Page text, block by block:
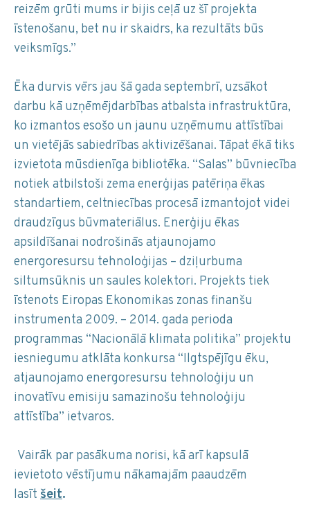
reizēm grūti mums ir bijis ceļā uz šī projekta
īstenošanu, bet nu ir skaidrs, ka rezultāts būs
veiksmīgs.”
Ēka durvis vērs jau šā gada septembrī, uzsākot
darbu kā uzņēmējdarbības atbalsta infrastruktūra,
ko izmantos esošo un jaunu uzņēmumu attīstībai
un vietējās sabiedrības aktivizēšanai. Tāpat ēkā tiks
izvietota mūsdienīga bibliotēka. “Salas” būvniecība
notiek atbilstoši zema enerģijas patēriņa ēkas
standartiem, celtniecības procesā izmantojot videi
draudzīgus būvmateriālus. Enerģiju ēkas
apsildīšanai nodrošinās atjaunojamo
energoresursu tehnoloģijas – dziļurbuma
siltumsūknis un saules kolektori. Projekts tiek
īstenots Eiropas Ekonomikas zonas finanšu
instrumenta 2009. – 2014. gada perioda
programmas “Nacionālā klimata politika” projektu
iesniegumu atklāta konkursa “Ilgtspējīgu ēku,
atjaunojamo energoresursu tehnoloģiju un
inovatīvu emisiju samazinošu tehnoloģiju
attīstība” ietvaros.
Vairāk par pasākuma norisi, kā arī kapsulā
ievietoto vēstījumu nākamajām paaudzēm
lasīt šeit.